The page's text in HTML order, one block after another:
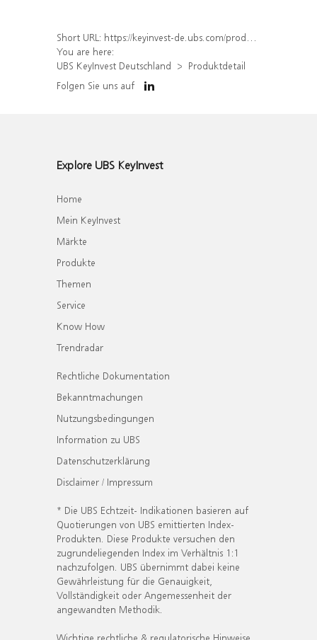
Short URL: https://keyinvest-de.ubs.com/produkt/detail/index/isin/DE000WA48N68
You are here:
UBS KeyInvest Deutschland
Produktdetail
Folgen Sie uns auf
Explore UBS KeyInvest
Home
Mein KeyInvest
Märkte
Produkte
Themen
Service
Know How
Trendradar
Rechtliche Dokumentation
Bekanntmachungen
Nutzungsbedingungen
Information zu UBS
Datenschutzerklärung
Disclaimer / Impressum
* Die UBS Echtzeit- Indikationen basieren auf
Quotierungen von UBS emittierten Index-
Produkten. Diese Produkte versuchen den
zugrundeliegenden Index im Verhältnis 1:1
nachzufolgen. UBS übernimmt dabei keine
Gewährleistung für die Genauigkeit,
Vollständigkeit oder Angemessenheit der
angewandten Methodik.